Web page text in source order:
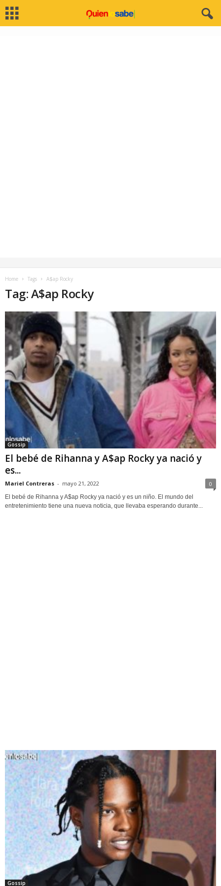
Home Tags A$ap Rocky
Tag: A$ap Rocky
Gossip
El bebé de Rihanna y A$ap Rocky ya nació y
es...
Mariel Contreras - mayo 21, 2022 0
El bebé de Rihanna y A$ap Rocky ya nació y es un niño. El mundo del
entretenimiento tiene una nueva noticia, que llevaba esperando durante...
Gossip